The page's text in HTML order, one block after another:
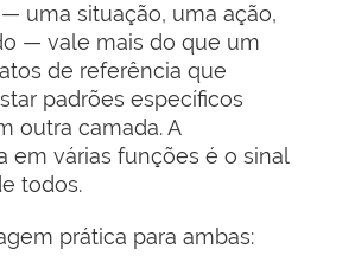
uma situação, uma ação,
— vale mais do que um
de referência que
padrões específicos
outra camada. A
em várias funções é o sinal
todos.
prática para ambas: